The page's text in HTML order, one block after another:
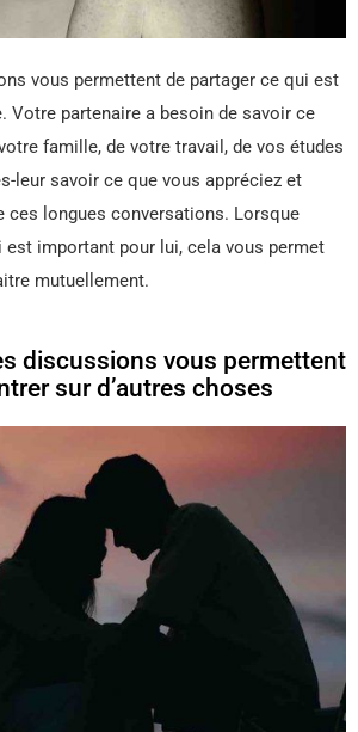
vous permettent de partager ce qui est
Votre partenaire a besoin de savoir ce
famille, de votre travail, de vos études
leur savoir ce que vous appréciez et
ces longues conversations. Lorsque
est important pour lui, cela vous permet
mutuellement.
discussions vous permettent
sur d’autres choses